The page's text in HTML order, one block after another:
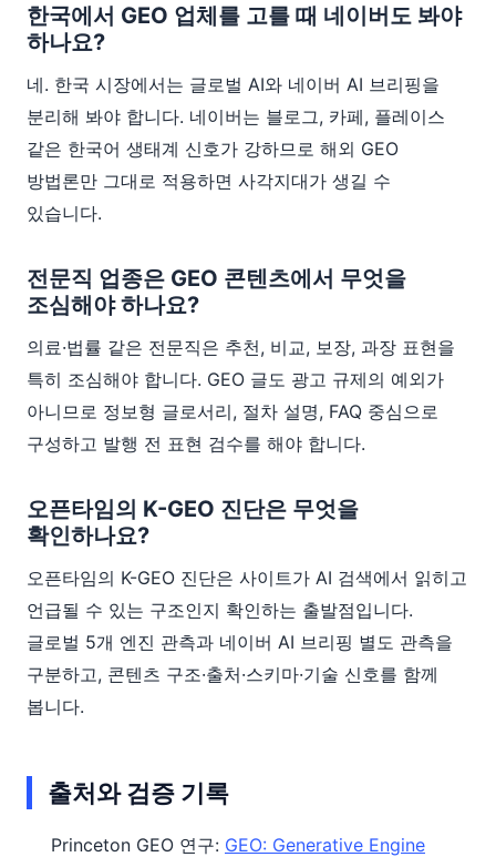
한국에서 GEO 업체를 고를 때 네이버도 봐야
하나요?
네. 한국 시장에서는 글로벌 AI와 네이버 AI 브리핑을
분리해 봐야 합니다. 네이버는 블로그, 카페, 플레이스
같은 한국어 생태계 신호가 강하므로 해외 GEO
방법론만 그대로 적용하면 사각지대가 생길 수
있습니다.
전문직 업종은 GEO 콘텐츠에서 무엇을
조심해야 하나요?
의료·법률 같은 전문직은 추천, 비교, 보장, 과장 표현을
특히 조심해야 합니다. GEO 글도 광고 규제의 예외가
아니므로 정보형 글로서리, 절차 설명, FAQ 중심으로
구성하고 발행 전 표현 검수를 해야 합니다.
오픈타임의 K-GEO 진단은 무엇을
확인하나요?
오픈타임의 K-GEO 진단은 사이트가 AI 검색에서 읽히고
언급될 수 있는 구조인지 확인하는 출발점입니다.
글로벌 5개 엔진 관측과 네이버 AI 브리핑 별도 관측을
구분하고, 콘텐츠 구조·출처·스키마·기술 신호를 함께
봅니다.
출처와 검증 기록
Princeton GEO 연구: GEO: Generative Engine